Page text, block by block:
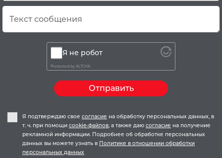
Я не робот
Protected by ALTCHA
Отправить
Я подтверждаю свое согласие на обработку персональных данных, в
т. ч. при помощи cookie-файлов, а также даю согласие на получение
рекламной информации. Подробнее об обработке персональных
данных вы можете узнать в Политике в отношении обработки
персональных данных